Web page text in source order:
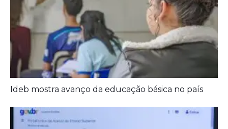
Ideb mostra avanço da educação básica no país